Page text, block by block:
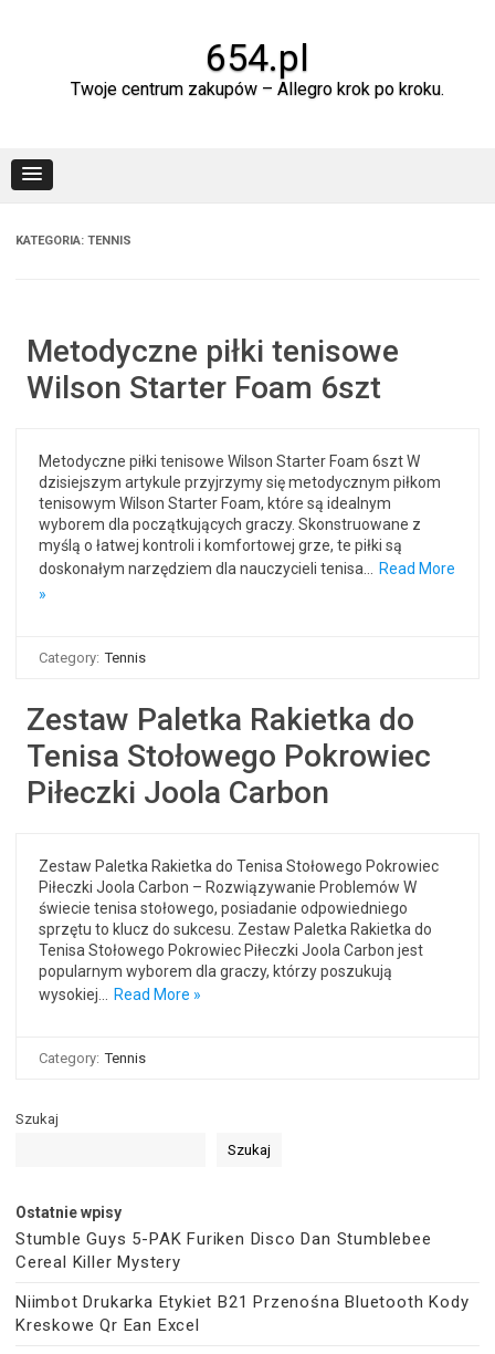
654.pl
Twoje centrum zakupów – Allegro krok po kroku.
KATEGORIA: TENNIS
Metodyczne piłki tenisowe
Wilson Starter Foam 6szt
Metodyczne piłki tenisowe Wilson Starter Foam 6szt W
dzisiejszym artykule przyjrzymy się metodycznym piłkom
tenisowym Wilson Starter Foam, które są idealnym
wyborem dla początkujących graczy. Skonstruowane z
myślą o łatwej kontroli i komfortowej grze, te piłki są
doskonałym narzędziem dla nauczycieli tenisa…
Read More
»
Category: Tennis
Zestaw Paletka Rakietka do
Tenisa Stołowego Pokrowiec
Piłeczki Joola Carbon
Zestaw Paletka Rakietka do Tenisa Stołowego Pokrowiec
Piłeczki Joola Carbon – Rozwiązywanie Problemów W
świecie tenisa stołowego, posiadanie odpowiedniego
sprzętu to klucz do sukcesu. Zestaw Paletka Rakietka do
Tenisa Stołowego Pokrowiec Piłeczki Joola Carbon jest
popularnym wyborem dla graczy, którzy poszukują
wysokiej…
Read More »
Category: Tennis
Szukaj
Szukaj
Ostatnie wpisy
Stumble Guys 5-PAK Furiken Disco Dan Stumblebee
Cereal Killer Mystery
Niimbot Drukarka Etykiet B21 Przenośna Bluetooth Kody
Kreskowe Qr Ean Excel